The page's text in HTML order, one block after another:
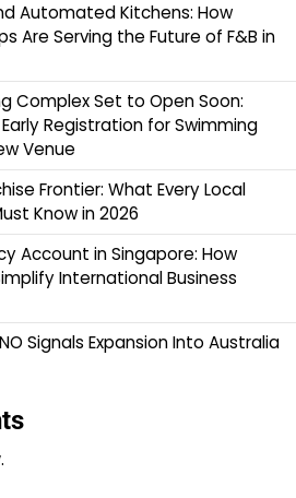
Automated Kitchens: How
Are Serving the Future of F&B in
Complex Set to Open Soon:
Registration for Swimming
Venue
Frontier: What Every Local
Know in 2026
Account in Singapore: How
International Business
Signals Expansion Into Australia